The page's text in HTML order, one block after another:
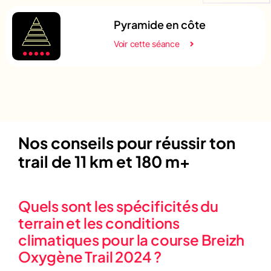
Pyramide en côte
Voir cette séance
Nos conseils pour réussir ton
trail de 11 km et 180 m+
Quels sont les spécificités du
terrain et les conditions
climatiques pour la course Breizh
Oxygène Trail 2024 ?